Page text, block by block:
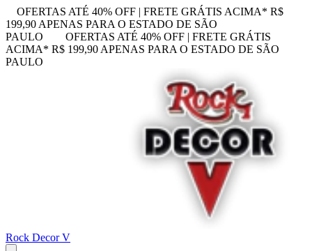
OFERTAS ATÉ 40% OFF | FRETE GRÁTIS ACIMA* R$
199,90 APENAS PARA O ESTADO DE SÃO
PAULO
OFERTAS ATÉ 40% OFF | FRETE GRÁTIS
ACIMA* R$ 199,90 APENAS PARA O ESTADO DE SÃO
PAULO
Rock Decor V